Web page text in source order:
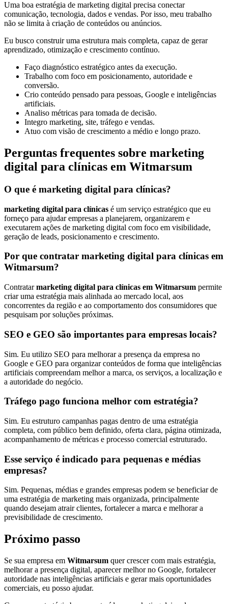
Uma boa estratégia de marketing digital precisa conectar
comunicação, tecnologia, dados e vendas. Por isso, meu trabalho
não se limita à criação de conteúdos ou anúncios.
Eu busco construir uma estrutura mais completa, capaz de gerar
aprendizado, otimização e crescimento contínuo.
Faço diagnóstico estratégico antes da execução.
Trabalho com foco em posicionamento, autoridade e
conversão.
Crio conteúdo pensado para pessoas, Google e inteligências
artificiais.
Analiso métricas para tomada de decisão.
Integro marketing, site, tráfego e vendas.
Atuo com visão de crescimento a médio e longo prazo.
Perguntas frequentes sobre marketing
digital para clínicas em Witmarsum
O que é marketing digital para clínicas?
marketing digital para clínicas é um serviço estratégico que eu
forneço para ajudar empresas a planejarem, organizarem e
executarem ações de marketing digital com foco em visibilidade,
geração de leads, posicionamento e crescimento.
Por que contratar marketing digital para clínicas em
Witmarsum?
Contratarmarketing digital para clínicas em Witmarsum permite
criar uma estratégia mais alinhada ao mercado local, aos
concorrentes da região e ao comportamento dos consumidores que
pesquisam por soluções próximas.
SEO e GEO são importantes para empresas locais?
Sim. Eu utilizo SEO para melhorar a presença da empresa no
Google e GEO para organizar conteúdos de forma que inteligências
artificiais compreendam melhor a marca, os serviços, a localização e
a autoridade do negócio.
Tráfego pago funciona melhor com estratégia?
Sim. Eu estruturo campanhas pagas dentro de uma estratégia
completa, com público bem definido, oferta clara, página otimizada,
acompanhamento de métricas e processo comercial estruturado.
Esse serviço é indicado para pequenas e médias
empresas?
Sim. Pequenas, médias e grandes empresas podem se beneficiar de
uma estratégia de marketing mais organizada, principalmente
quando desejam atrair clientes, fortalecer a marca e melhorar a
previsibilidade de crescimento.
Próximo passo
Se sua empresa em Witmarsum quer crescer com mais estratégia,
melhorar a presença digital, aparecer melhor no Google, fortalecer
autoridade nas inteligências artificiais e gerar mais oportunidades
comerciais, eu posso ajudar.